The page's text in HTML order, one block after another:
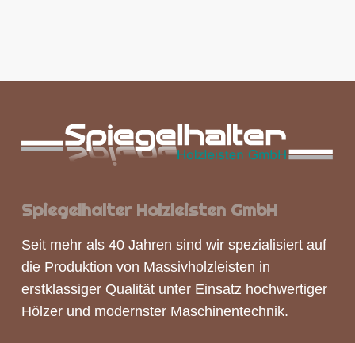
Spiegelhalter Holzleisten GmbH
Seit mehr als 40 Jahren sind wir spezialisiert auf
die Produktion von Massivholzleisten in
erstklassiger Qualität unter Einsatz hochwertiger
Hölzer und modernster Maschinentechnik.